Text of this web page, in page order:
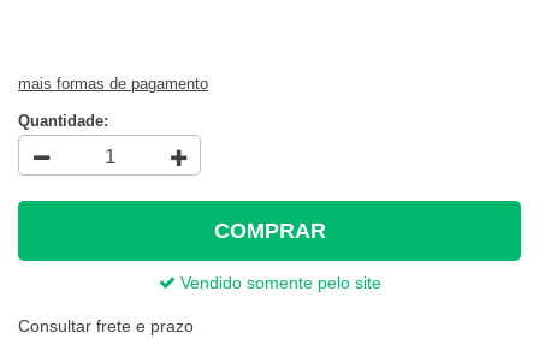
mais formas de pagamento
Quantidade:
COMPRAR
Vendido somente pelo site
Consultar frete e prazo